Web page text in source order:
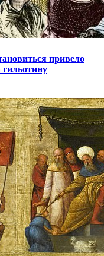
привело
гильотину